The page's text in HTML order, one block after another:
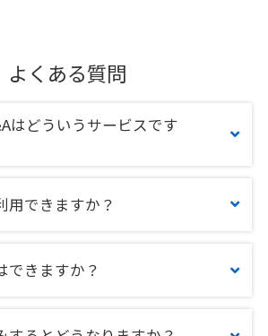
よくある質問
はどういうサービスです
用できますか？
できますか？